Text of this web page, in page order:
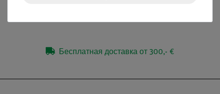
Бесплатная доставка от 300,- €